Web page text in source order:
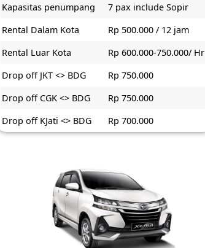
Kapasitas penumpang
7 pax include Sopir
Rental Dalam Kota
Rp 500.000 / 12 jam
Rental Luar Kota
Rp 600.000-750.000/ Hr
Drop off JKT <> BDG
Rp 750.000
Drop off CGK <> BDG
Rp 750.000
Drop off KJati <> BDG
Rp 700.000